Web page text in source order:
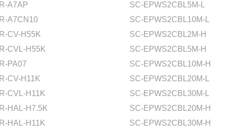
A7AP
SC-EPWS2CBL5M-L
A7CN10
SC-EPWS2CBL10M-L
CV-H55K
SC-EPWS2CBL2M-H
CVL-H55K
SC-EPWS2CBL5M-H
PA07
SC-EPWS2CBL10M-H
CV-H11K
SC-EPWS2CBL20M-L
CVL-H11K
SC-EPWS2CBL30M-L
HAL-H7.5K
SC-EPWS2CBL20M-H
HAL-H11K
SC-EPWS2CBL30M-H